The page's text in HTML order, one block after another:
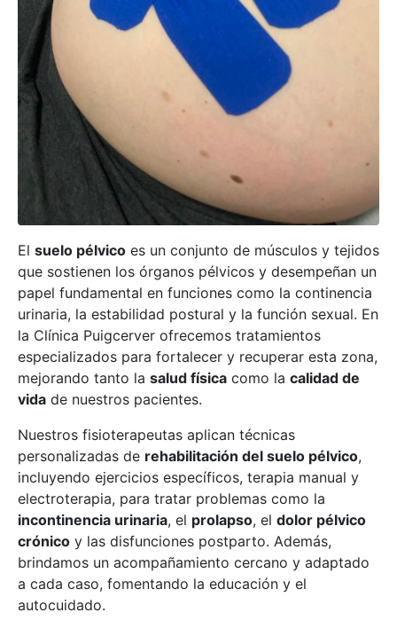
El suelo pélvico es un conjunto de músculos y tejidos
que sostienen los órganos pélvicos y desempeñan un
papel fundamental en funciones como la continencia
urinaria, la estabilidad postural y la función sexual. En
la Clínica Puigcerver ofrecemos tratamientos
especializados para fortalecer y recuperar esta zona,
mejorando tanto la salud física como la calidad de
vida de nuestros pacientes.
Nuestros fisioterapeutas aplican técnicas
personalizadas de rehabilitación del suelo pélvico,
incluyendo ejercicios específicos, terapia manual y
electroterapia, para tratar problemas como la
incontinencia urinaria, el prolapso, el dolor pélvico
crónico y las disfunciones postparto. Además,
brindamos un acompañamiento cercano y adaptado
a cada caso, fomentando la educación y el
autocuidado.